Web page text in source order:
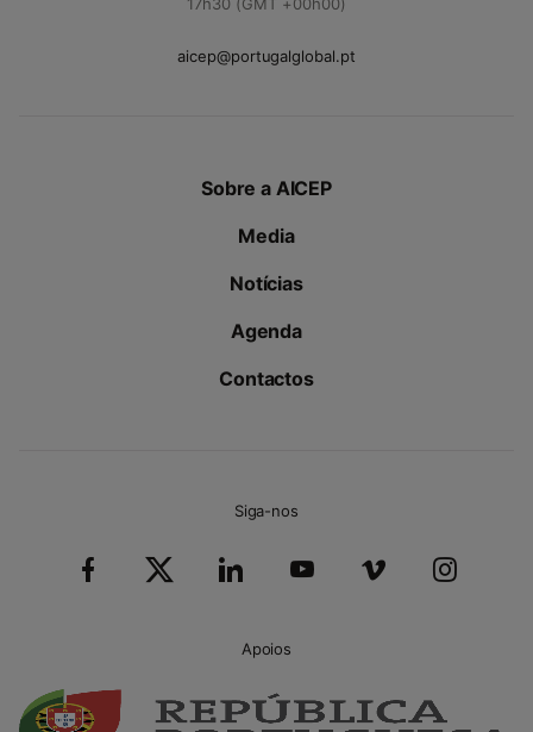
aicep@portugalglobal.pt
Sobre a AICEP
Media
Notícias
Agenda
Contactos
Siga-nos
Apoios